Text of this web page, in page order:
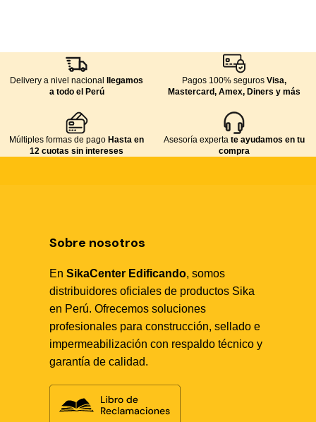
Delivery a nivel nacional llegamos
a todo el Perú
Múltiples formas de pago Hasta en
12 cuotas sin intereses
Pagos 100% seguros Visa,
Mastercard, Amex, Diners y más
Asesoría experta te ayudamos en tu
compra
Sobre nosotros
En SikaCenter Edificando, somos
distribuidores oficiales de productos Sika
en Perú. Ofrecemos soluciones
profesionales para construcción, sellado e
impermeabilización con respaldo técnico y
garantía de calidad.
Sika Center AI